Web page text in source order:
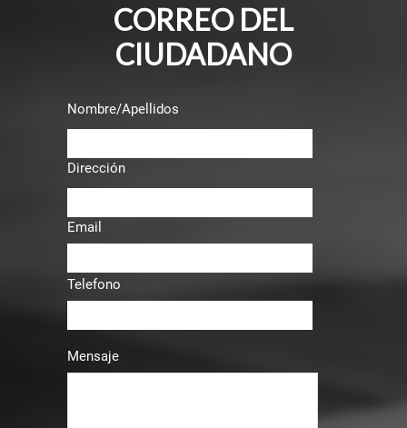
CORREO DEL
CIUDADANO
Nombre/Apellidos
Dirección
Email
Telefono
Mensaje